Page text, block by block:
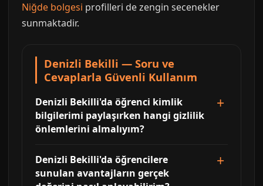
Niğde bolgesi profilleri de zengin secenekler
sunmaktadir.
Denizli Bekilli — Soru ve
Cevaplarla Güvenli Kullanım
Denizli Bekilli'da öğrenci kimlik
bilgilerimi paylaşırken hangi gizlilik
önlemlerini almalıyım?
Denizli Bekilli'da öğrencilere
sunulan avantajların gerçek